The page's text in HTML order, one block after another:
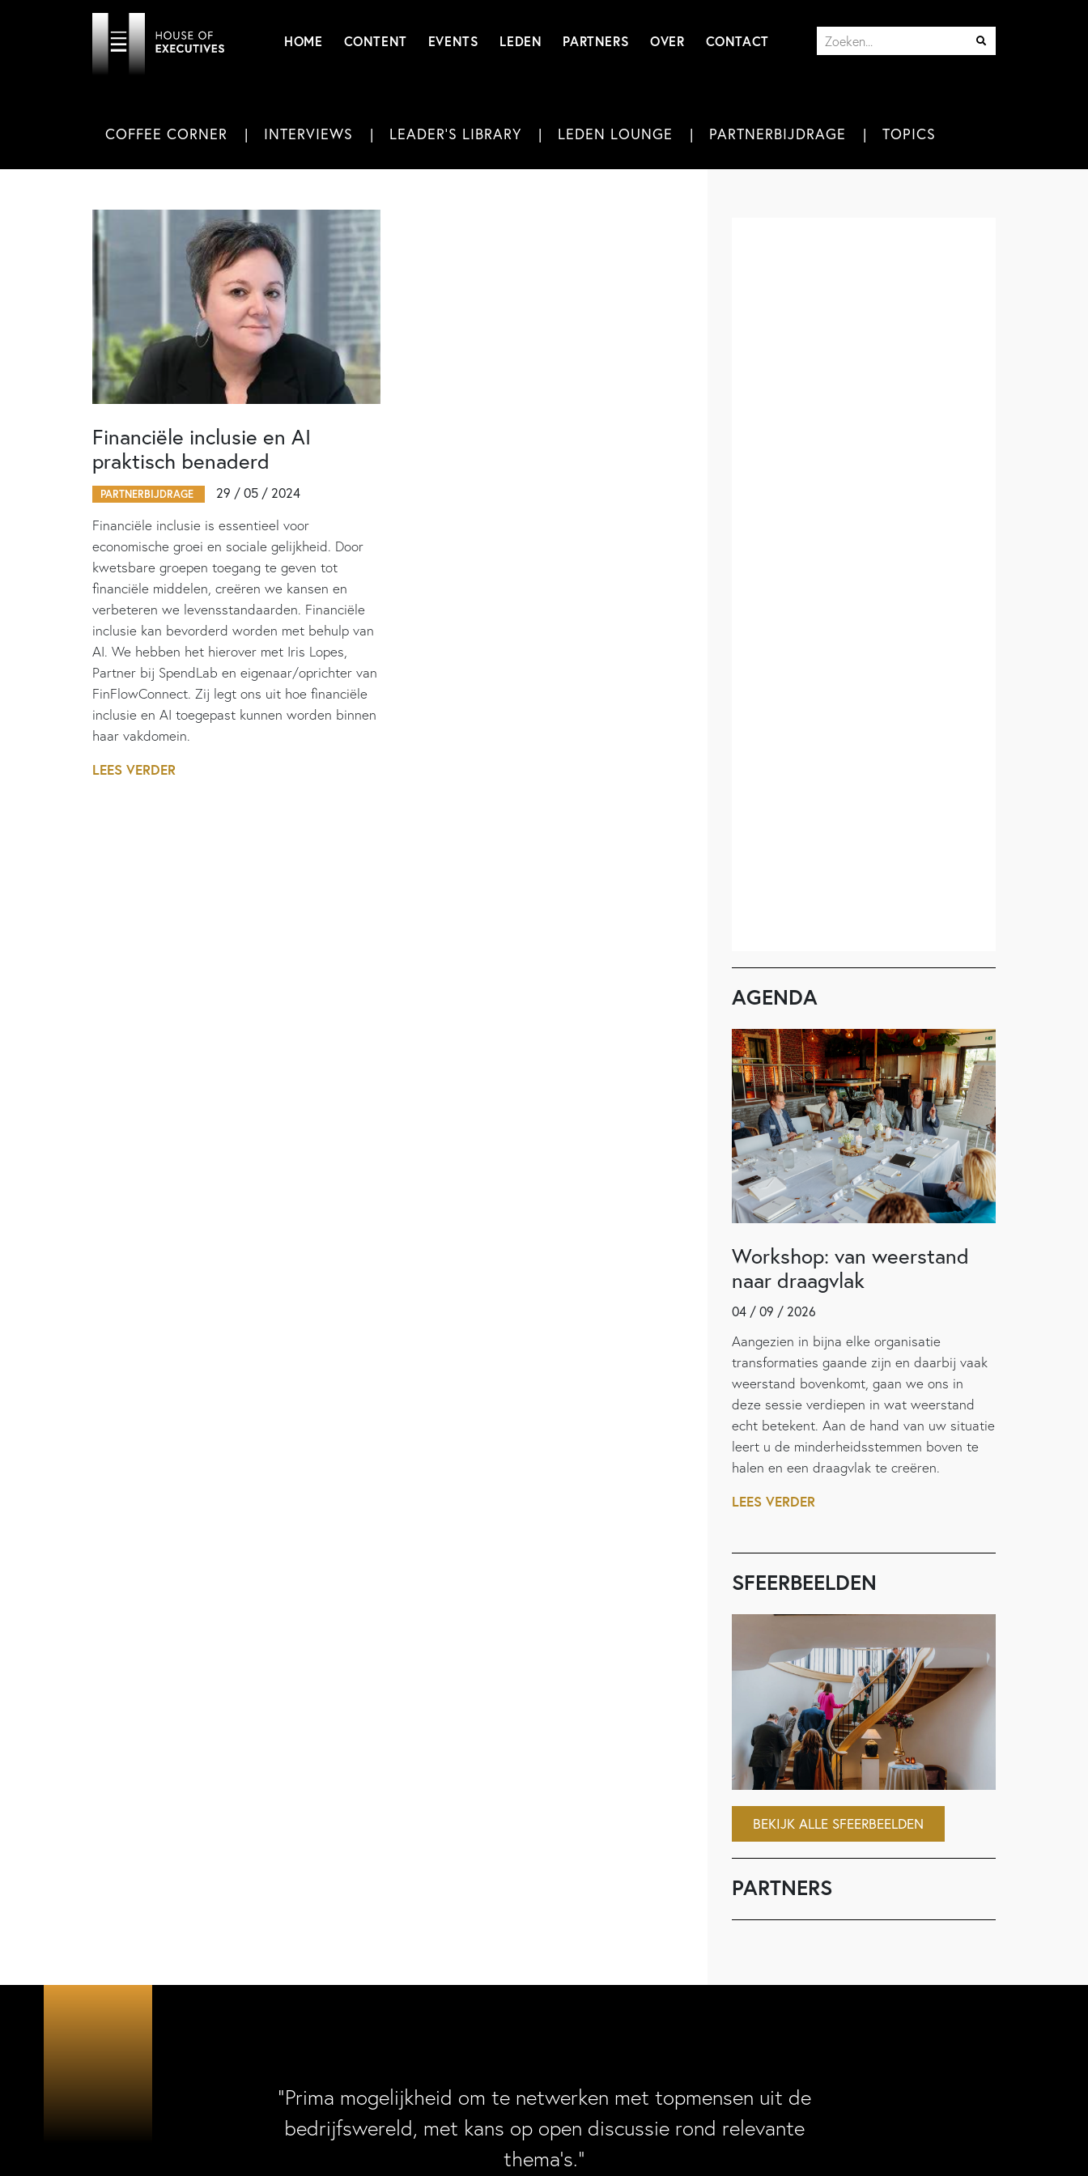
HOME CONTENT EVENTS LEDEN PARTNERS OVER CONTACT
COFFEE CORNER INTERVIEWS LEADER'S LIBRARY LEDEN LOUNGE PARTNERBIJDRAGE TOPICS
Financiële inclusie en AI
praktisch benaderd
PARTNERBIJDRAGE
29 / 05 / 2024
Financiële inclusie is essentieel voor
economische groei en sociale gelijkheid. Door
kwetsbare groepen toegang te geven tot
financiële middelen, creëren we kansen en
verbeteren we levensstandaarden. Financiële
inclusie kan bevorderd worden met behulp van
AI. We hebben het hierover met Iris Lopes,
Partner bij SpendLab en eigenaar/oprichter van
FinFlowConnect. Zij legt ons uit hoe financiële
inclusie en AI toegepast kunnen worden binnen
haar vakdomein.
LEES VERDER
AGENDA
Workshop: van weerstand
naar draagvlak
04 / 09 / 2026
Aangezien in bijna elke organisatie
transformaties gaande zijn en daarbij vaak
weerstand bovenkomt, gaan we ons in
deze sessie verdiepen in wat weerstand
echt betekent. Aan de hand van uw situatie
leert u de minderheidsstemmen boven te
halen en een draagvlak te creëren.
LEES VERDER
SFEERBEELDEN
BEKIJK ALLE SFEERBEELDEN
PARTNERS
“Prima mogelijkheid om te netwerken met topmensen uit de
bedrijfswereld, met kans op open discussie rond relevante
thema’s.”